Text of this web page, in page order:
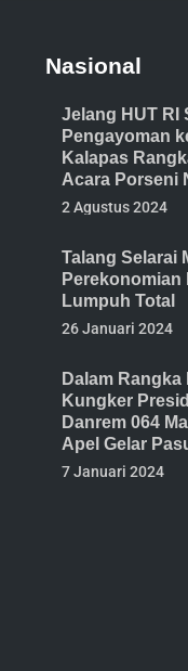
Nasional
Jelang HUT RI
Pengayoman
Kalapas
Acara Porseni
2 Agustus 2024
Talang Selarai
Perekonomian
Lumpuh Total
26 Januari 2024
Dalam
Kungker
Danrem 064
Apel Gelar
7 Januari 2024